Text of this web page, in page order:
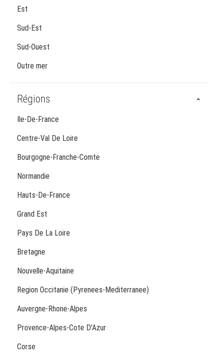
Est
Sud-Est
Sud-Ouest
Outre mer
Régions
Ile-De-France
Centre-Val De Loire
Bourgogne-Franche-Comte
Normandie
Hauts-De-France
Grand Est
Pays De La Loire
Bretagne
Nouvelle-Aquitaine
Region Occitanie (Pyrenees-Mediterranee)
Auvergne-Rhone-Alpes
Provence-Alpes-Cote D'Azur
Corse